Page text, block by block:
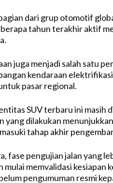
dari grup otomotif
tahun terakhir aktif
juga menjadi salah satu
kendaraan
pasar regional.
SUV terbaru ini masih
yang dilakukan
tahap akhir
fase pengujian jalan yang
mulai memvalidasi kesiapan
pengumuman resmi